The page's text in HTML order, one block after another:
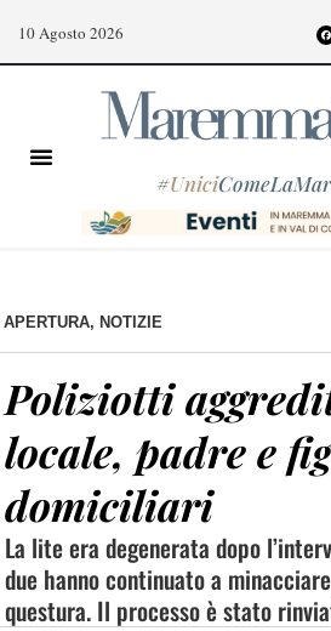
10 Agosto 2026
#Unici
APERTURA, NOTIZIE
Poliziotti
locale, padre e
domiciliari
La lite era degenerata dopo
due hanno continuato a
questura. Il processo è stato